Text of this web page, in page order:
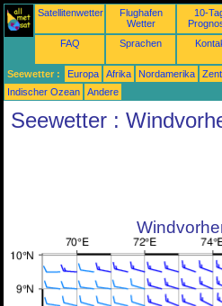
Satellitenwetter
Flughafen
Wetter
10-
FAQ Sprachen
Seewetter : Europa Afrika Nordamerika
Indischer Ozean
Andere
Seewetter :